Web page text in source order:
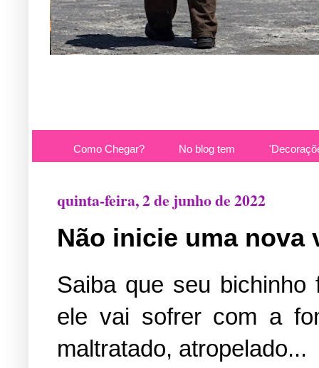
Como Chegar? No blog tem
quinta-feira, 2 de junho de 2022
Não inicie uma nova
Saiba que seu
ele vai sofrer com a
maltratado, atropelado...